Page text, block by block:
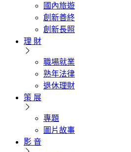
國內旅遊
創新善終
創新長照
理 財
職場就業
熟年法律
退休理財
策 展
專題
圖片故事
影 音